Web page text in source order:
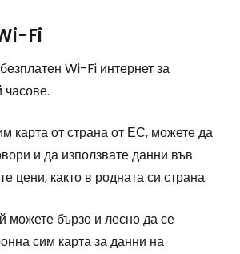
Fi
Wi-Fi интернет за
часове.
карта от страна от ЕС, можете да
и да използвате данни във
цени, както в родната си страна.
можете бързо и лесно да се
сим карта за данни на